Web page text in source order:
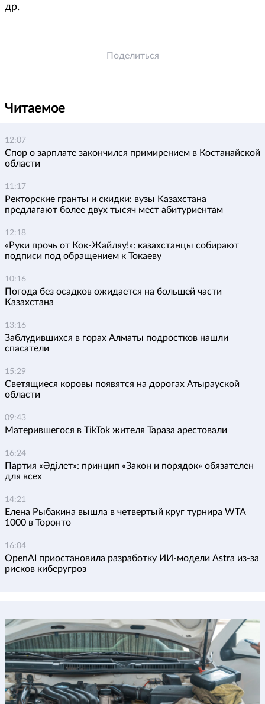
др.
Поделиться
Читаемое
12:07
Спор о зарплате закончился примирением в Костанайской
области
11:17
Ректорские гранты и скидки: вузы Казахстана
предлагают более двух тысяч мест абитуриентам
12:18
«Руки прочь от Кок-Жайляу!»: казахстанцы собирают
подписи под обращением к Токаеву
10:16
Погода без осадков ожидается на большей части
Казахстана
13:16
Заблудившихся в горах Алматы подростков нашли
спасатели
15:29
Светящиеся коровы появятся на дорогах Атырауской
области
09:43
Матерившегося в TikTok жителя Тараза арестовали
16:24
Партия «Әділет»: принцип «Закон и порядок» обязателен
для всех
14:21
Елена Рыбакина вышла в четвертый круг турнира WTA
1000 в Торонто
16:04
OpenAI приостановила разработку ИИ-модели Astra из-за
рисков киберугроз